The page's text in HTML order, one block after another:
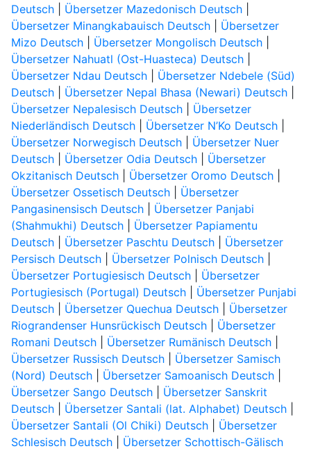
Deutsch| Übersetzer Mazedonisch Deutsch|
Übersetzer Minangkabauisch Deutsch| Übersetzer
Mizo Deutsch| Übersetzer Mongolisch Deutsch|
Übersetzer Nahuatl (Ost-Huasteca) Deutsch|
Übersetzer Ndau Deutsch| Übersetzer Ndebele (Süd)
Deutsch| Übersetzer Nepal Bhasa (Newari) Deutsch|
Übersetzer Nepalesisch Deutsch| Übersetzer
Niederländisch Deutsch| Übersetzer N’Ko Deutsch|
Übersetzer Norwegisch Deutsch| Übersetzer Nuer
Deutsch| Übersetzer Odia Deutsch| Übersetzer
Okzitanisch Deutsch| Übersetzer Oromo Deutsch|
Übersetzer Ossetisch Deutsch| Übersetzer
Pangasinensisch Deutsch| Übersetzer Panjabi
(Shahmukhi) Deutsch| Übersetzer Papiamentu
Deutsch| Übersetzer Paschtu Deutsch| Übersetzer
Persisch Deutsch| Übersetzer Polnisch Deutsch|
Übersetzer Portugiesisch Deutsch| Übersetzer
Portugiesisch (Portugal) Deutsch| Übersetzer Punjabi
Deutsch| Übersetzer Quechua Deutsch| Übersetzer
Riograndenser Hunsrückisch Deutsch| Übersetzer
Romani Deutsch| Übersetzer Rumänisch Deutsch|
Übersetzer Russisch Deutsch| Übersetzer Samisch
(Nord) Deutsch| Übersetzer Samoanisch Deutsch|
Übersetzer Sango Deutsch| Übersetzer Sanskrit
Deutsch| Übersetzer Santali (lat. Alphabet) Deutsch|
Übersetzer Santali (Ol Chiki) Deutsch| Übersetzer
Schlesisch Deutsch| Übersetzer Schottisch-Gälisch